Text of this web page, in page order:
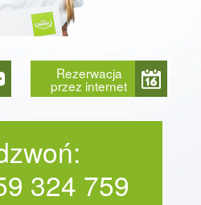
Rezerwacja
przez internet
324 759